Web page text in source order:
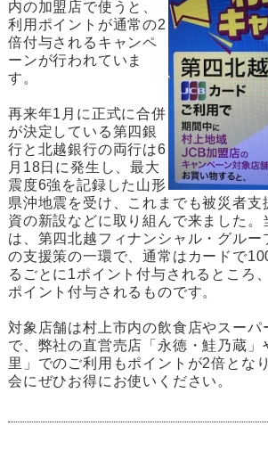
内の加盟店で使うと、
利用ポイントが通常の2
倍付与されるキャンペ
ーンが行われていま
す。
再来年1月に正式に合併
が決定している第四銀
行と北越銀行の両行は6
月18日に発生し、最大
震度6強を記録した山形
県沖地震を受け、これまでも被災者支
資の新設などに取り組んで来ました。
は、第四北越フィナンシャル・グルー
の支援策の一環で、通常はカードで
るごとに1ポイント付与されるところ
ポイント付与されるものです。
対象店舗は村上市内の飲食店やスーパ
で、弊社の直営売店「永徳・鮭乃蔵」
里」でのご利用もポイントが2倍とな
会にぜひお得にお使いください。